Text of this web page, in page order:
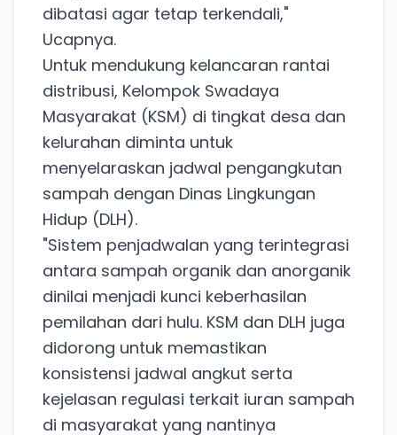
dibatasi agar tetap terkendali,"
Ucapnya.
Untuk mendukung kelancaran rantai
distribusi, Kelompok Swadaya
Masyarakat (KSM) di tingkat desa dan
kelurahan diminta untuk
menyelaraskan jadwal pengangkutan
sampah dengan Dinas Lingkungan
Hidup (DLH).
"Sistem penjadwalan yang terintegrasi
antara sampah organik dan anorganik
dinilai menjadi kunci keberhasilan
pemilahan dari hulu. KSM dan DLH juga
didorong untuk memastikan
konsistensi jadwal angkut serta
kejelasan regulasi terkait iuran sampah
di masyarakat yang nantinya